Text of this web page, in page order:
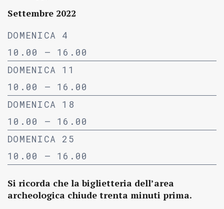
Settembre 2022
DOMENICA 4
10.00 – 16.00
DOMENICA 11
10.00 – 16.00
DOMENICA 18
10.00 – 16.00
DOMENICA 25
10.00 – 16.00
Si ricorda che la biglietteria dell’area
archeologica chiude trenta minuti prima.